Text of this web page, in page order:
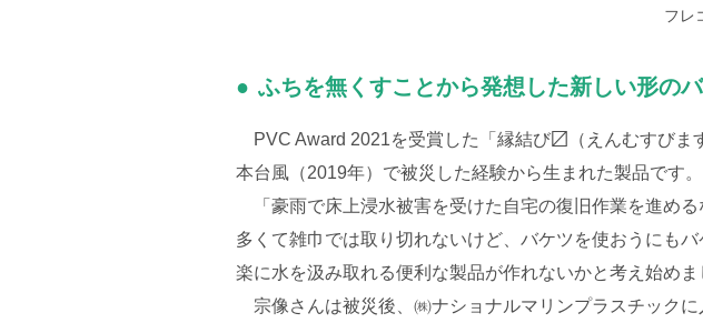
フレ
ふちを無くすことから発想した新しい形のバ
PVC Award 2021を受賞した「縁結び〼（えんむすびま
本台風（2019年）で被災した経験から生まれた製品です。
「豪雨で床上浸水被害を受けた自宅の復旧作業を進め
多くて雑巾では取り切れないけど、バケツを使おうにも
楽に水を汲み取れる便利な製品が作れないかと考え始めま
宗像さんは被災後、㈱ナショナルマリンプラスチック